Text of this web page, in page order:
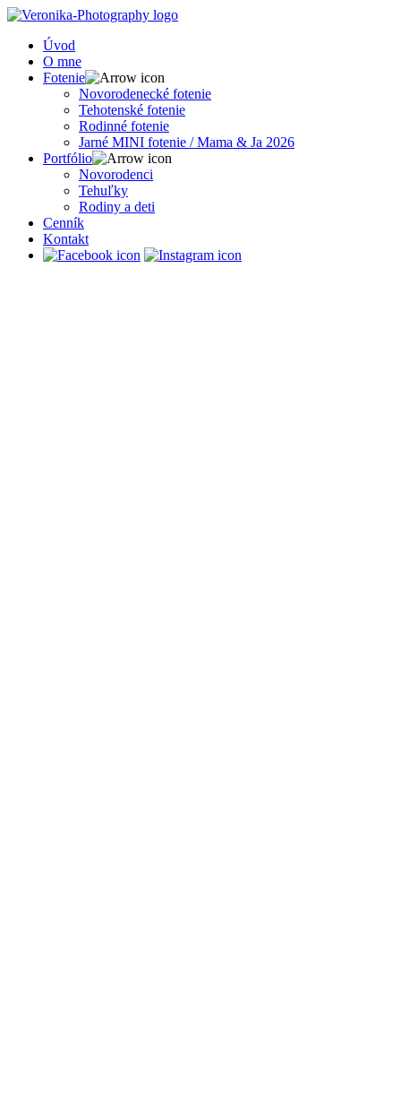
Úvod
O mne
Fotenie
Novorodenecké fotenie
Tehotenské fotenie
Rodinné fotenie
Jarné MINI fotenie / Mama & Ja 2026
Portfólio
Novorodenci
Tehuľky
Rodiny a deti
Cenník
Kontakt